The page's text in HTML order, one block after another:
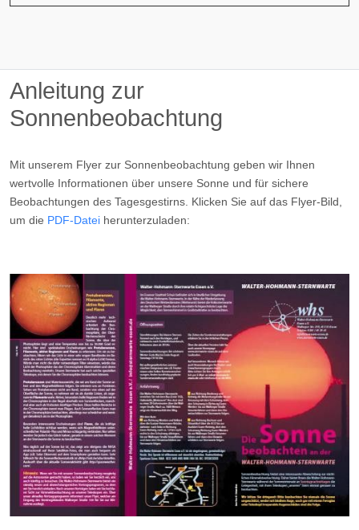
Anleitung zur
Sonnenbeobachtung
Mit unserem Flyer zur Sonnenbeobachtung geben wir Ihnen
wertvolle Informationen über unsere Sonne und für sichere
Beobachtungen des Tagesgestirns. Klicken Sie auf das Flyer-Bild,
um die PDF-Datei herunterzuladen: